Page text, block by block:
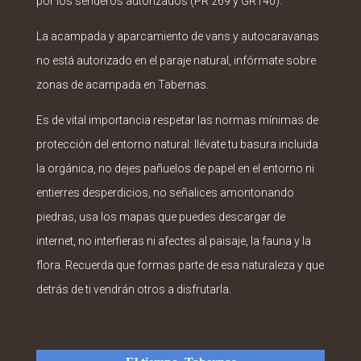
La acampada y aparcamiento de vans y autocaravanas
no está autorizado en el paraje natural, infórmate sobre
zonas de acampada en Tabernas.
Es de vital importancia respetar las normas mínimas de
protección del entorno natural: llévate tu basura incluida
la orgánica, no dejes pañuelos de papel en el entorno ni
entierres desperdicios, no señalices amontonando
piedras, usa los mapas que puedes descargar de
internet, no interfieras ni afectes al paisaje, la fauna y la
flora. Recuerda que formas parte de esa naturaleza y que
detrás de ti vendrán otros a disfrutarla.